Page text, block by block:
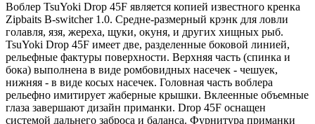
Воблер TsuYoki Drop 45F является копией известного кренка
Zipbaits B-switcher 1.0. Средне-размерный крэнк для ловли
голавля, язя, жереха, щуки, окуня, и других хищных рыб.
TsuYoki Drop 45F имеет две, разделенные боковой линией,
рельефные фактуры поверхности. Верхняя часть (спинка и
бока) выполнена в виде ромбовидных насечек - чешуек,
нижняя - в виде косых насечек. Головная часть воблера
рельефно имитирует жаберные крышки. Вклеенные объемные
глаза завершают дизайн приманки. Drop 45F оснащен
системой дальнего заброса и баланса. Фурнитура приманки